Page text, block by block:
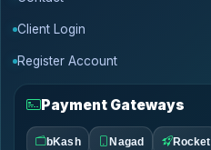
Client Login
Register Account
Payment Gateways
bKash Nagad Rocket